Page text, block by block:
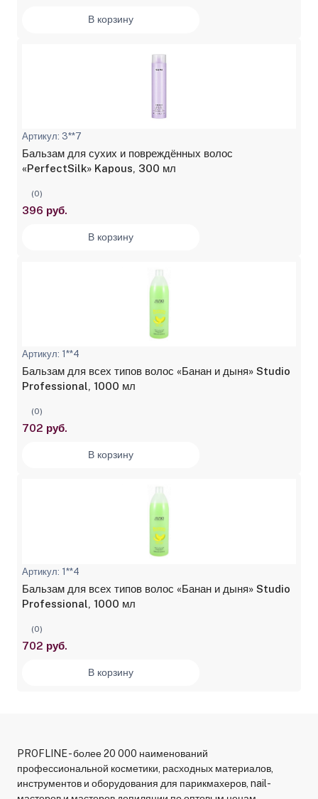
В корзину
Артикул: 3**7
Бальзам для сухих и повреждённых волос
«PerfectSilk» Kapous, 300 мл
(0)
396 руб.
В корзину
Артикул: 1**4
Бальзам для всех типов волос «Банан и дыня» Studio
Professional, 1000 мл
(0)
702 руб.
В корзину
Артикул: 1**4
Бальзам для всех типов волос «Банан и дыня» Studio
Professional, 1000 мл
(0)
702 руб.
В корзину
PROFLINE - более 20 000 наименований
профессиональной косметики, расходных материалов,
инструментов и оборудования для парикмахеров, nail-